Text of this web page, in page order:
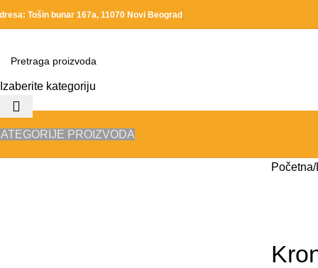
Tošin bunar 167a, 11070 Novi Beograd
Izaberite kategoriju
PROIZVODA
Početna